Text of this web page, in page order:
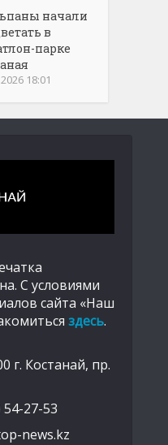
начали
в
парке
18:01
С условиями
сайта «Наш
здесь.
г. Костанай, пр.
54-27-53
news.kz